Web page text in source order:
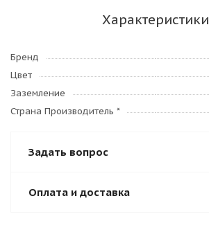
Характеристики
Бренд
Цвет
Заземление
Страна Производитель *
Задать вопрос
Оплата и доставка